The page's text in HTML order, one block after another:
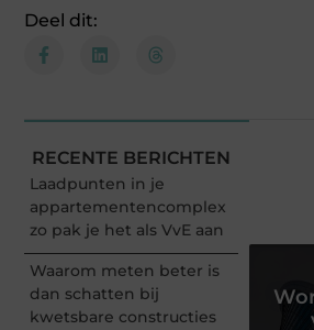
Deel dit:
RECENTE BERICHTEN
Laadpunten in je
appartementencomplex
zo pak je het als VvE aan
Waarom meten beter is
dan schatten bij
kwetsbare constructies